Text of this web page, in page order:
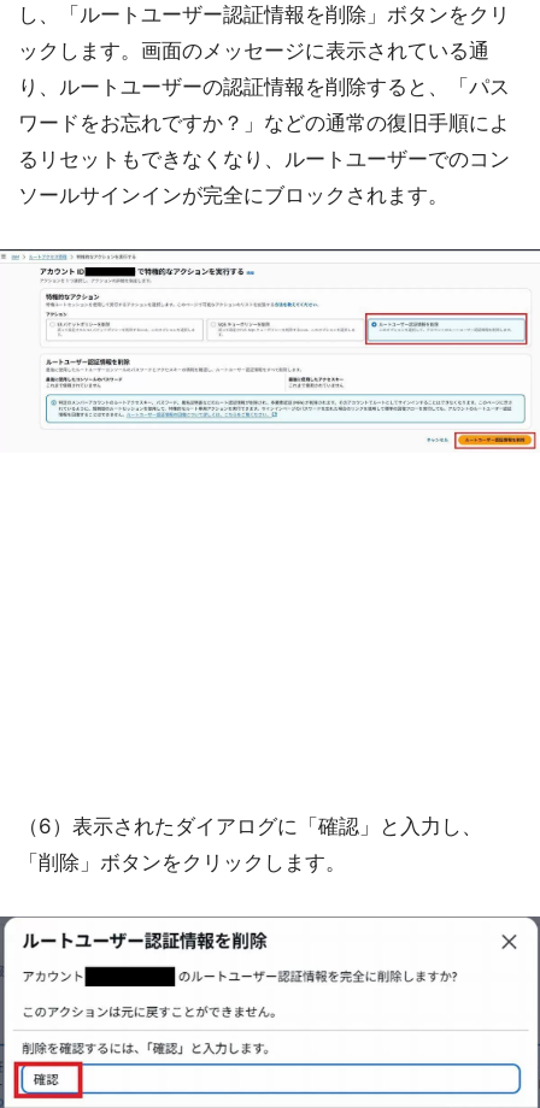
し、「ルートユーザー認証情報を削除」ボタンをクリ
ックします。画面のメッセージに表示されている通
り、ルートユーザーの認証情報を削除すると、「パス
ワードをお忘れですか？」などの通常の復旧手順によ
るリセットもできなくなり、ルートユーザーでのコン
ソールサインインが完全にブロックされます。
（6）表示されたダイアログに「確認」と入力し、
「削除」ボタンをクリックします。